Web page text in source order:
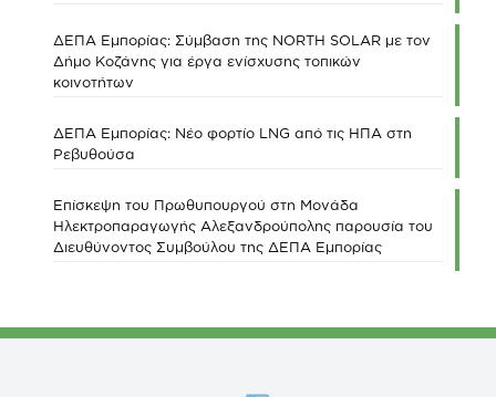
ΔΕΠΑ Εμπορίας: Σύμβαση της NORTH SOLAR με τον
Δήμο Κοζάνης για έργα ενίσχυσης τοπικών
κοινοτήτων
ΔΕΠΑ Εμπορίας: Νέο φορτίο LNG από τις ΗΠΑ στη
Ρεβυθούσα
Επίσκεψη του Πρωθυπουργού στη Μονάδα
Ηλεκτροπαραγωγής Αλεξανδρούπολης παρουσία του
Διευθύνοντος Συμβούλου της ΔΕΠΑ Εμπορίας